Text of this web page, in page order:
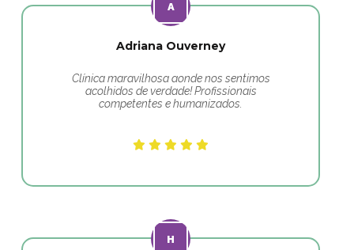
Adriana Ouverney
Clínica maravilhosa aonde nos sentimos
acolhidos de verdade! Profissionais
competentes e humanizados.